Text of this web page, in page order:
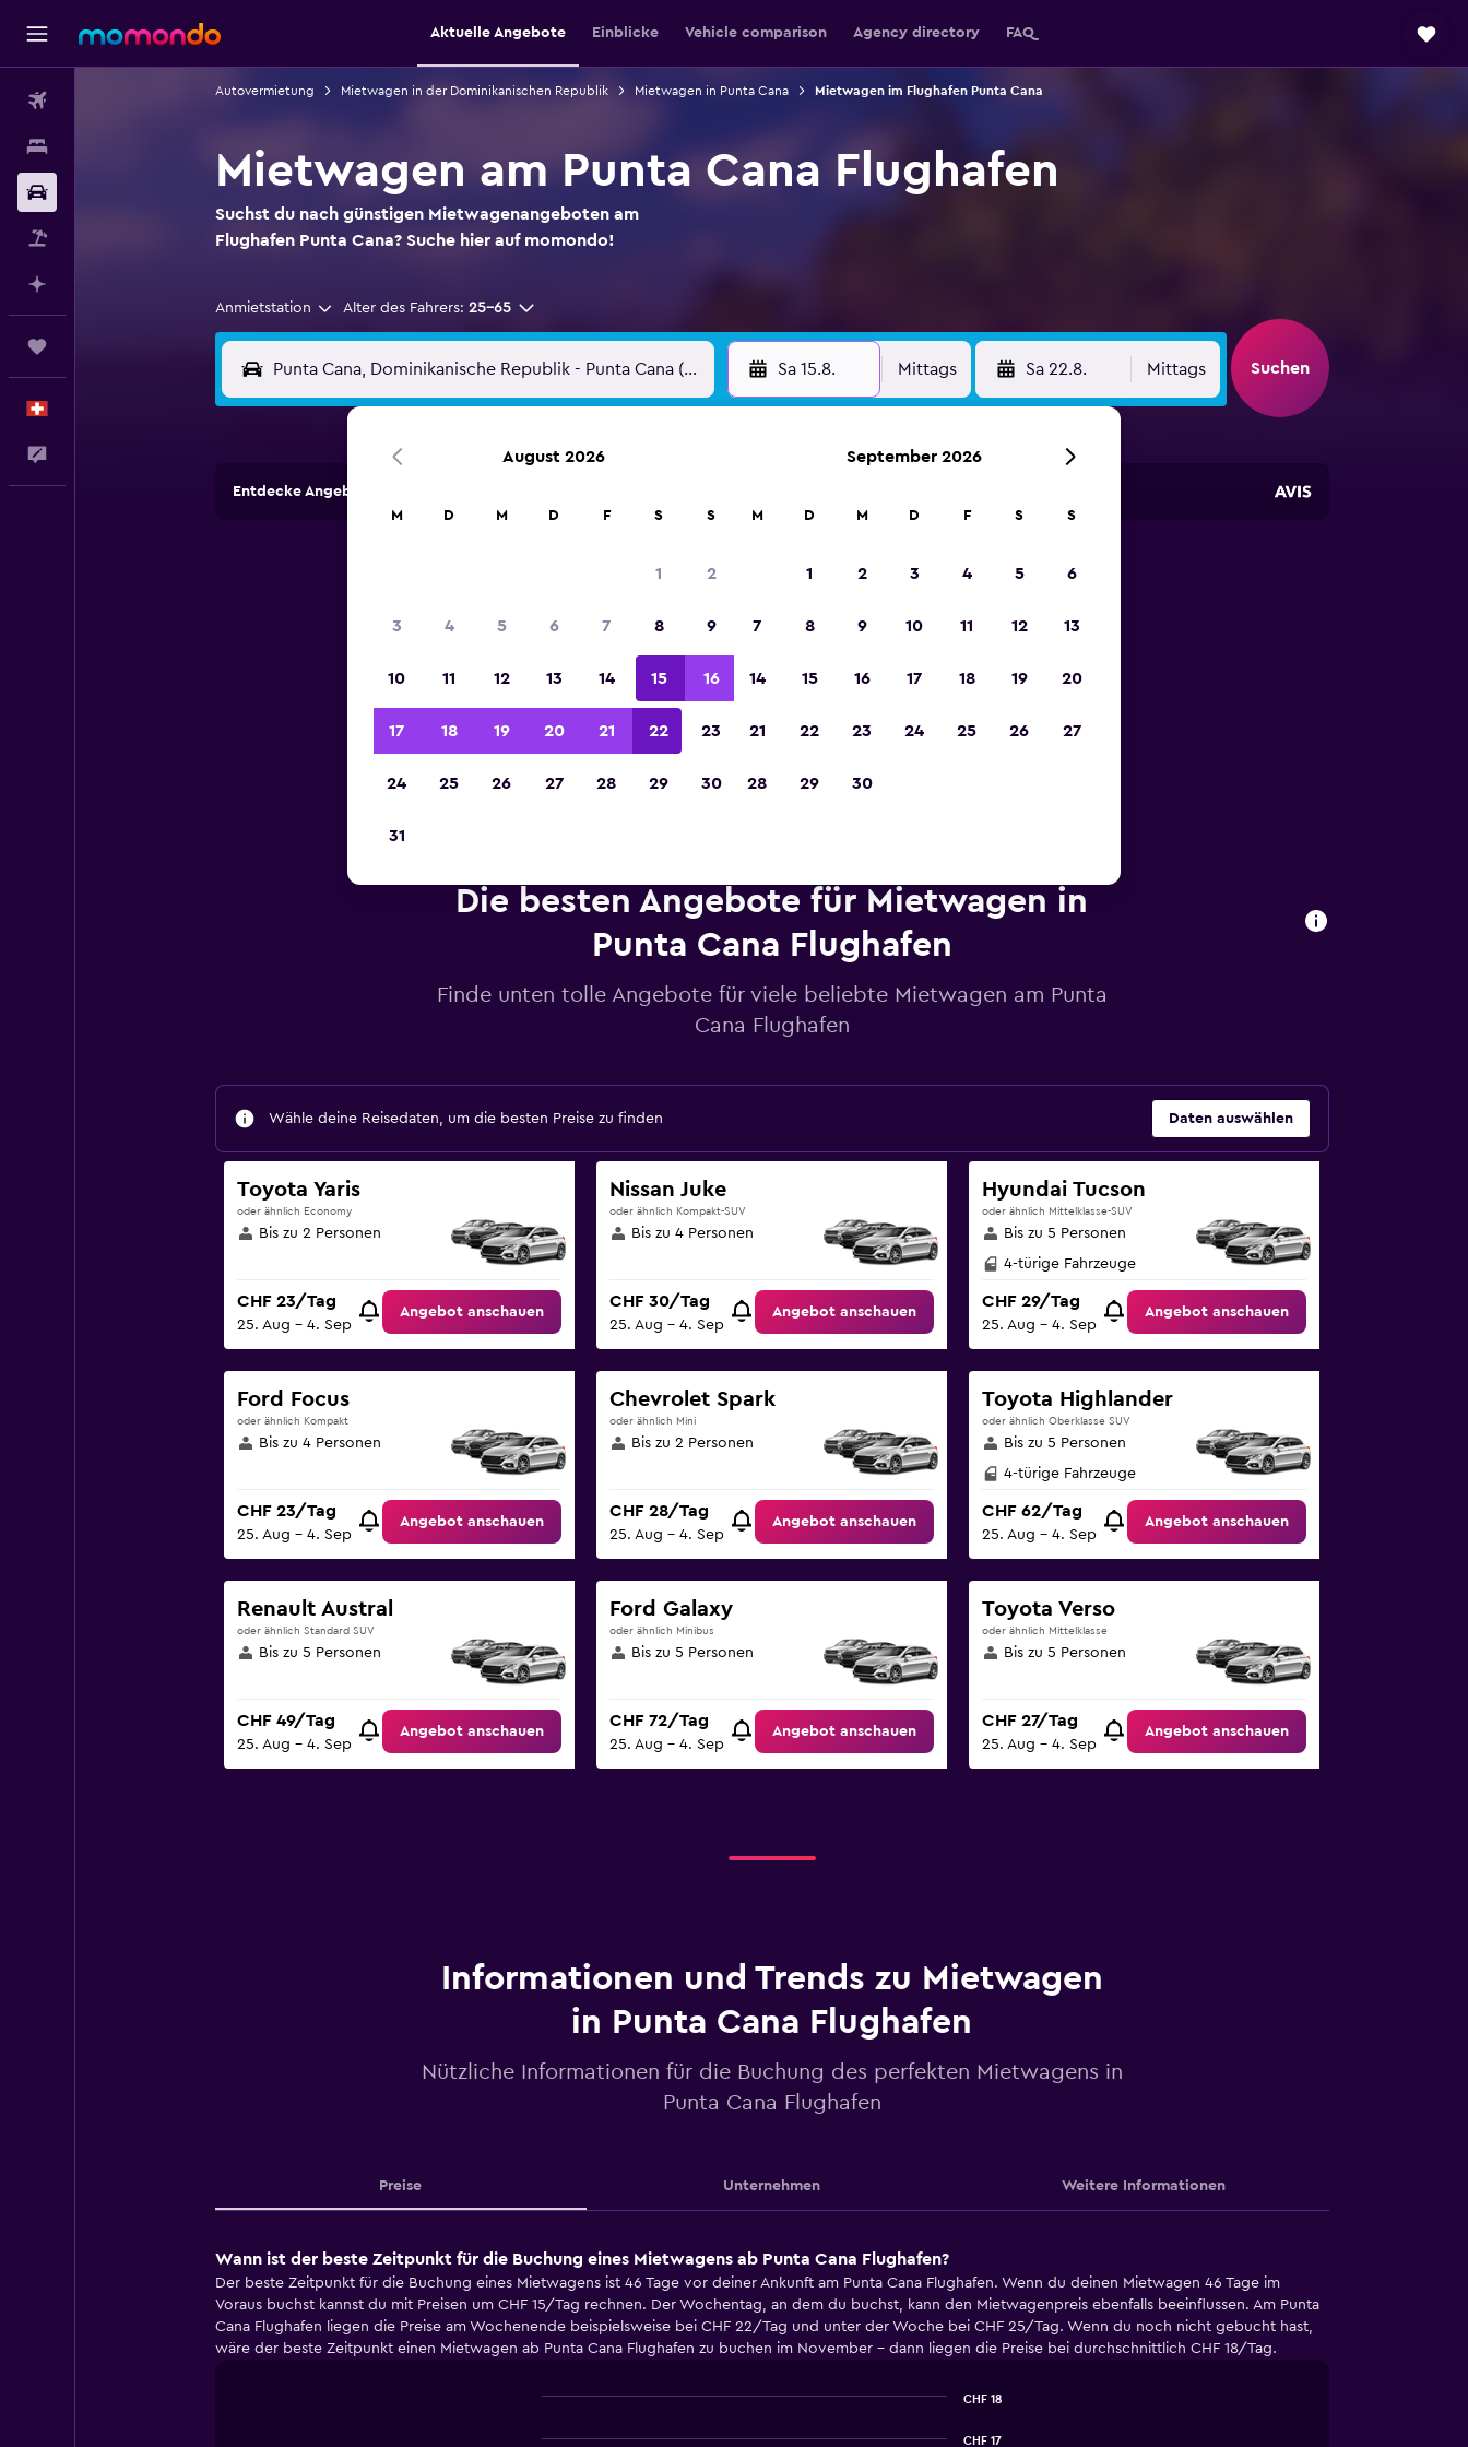
Aktuelle Angebote Einblicke Vehicle comparison Agency directory FAQ
Autovermietung Mietwagen in der Dominikanischen Republik Mietwagen in Punta Cana Mietwagen im Flughafen Punta Cana
Mietwagen am Punta Cana Flughafen
Suchst du nach günstigen Mietwagenangeboten am
Flughafen Punta Cana? Suche hier auf momondo!
Anmietstation Alter des Fahrers: 25-65
Sa 15.8. Mittags Sa 22.8. Mittags Suchen
Entdecke Angebote von Autovermietungen an über 70.000 Standorten mit momondo.
Sieger 2023 gekürt
Die besten Angebote für Mietwagen in
Punta Cana Flughafen
Finde unten tolle Angebote für viele beliebte Mietwagen am Punta
Cana Flughafen
Wähle deine Reisedaten, um die besten Preise zu finden Daten auswählen
Toyota Yaris
oder ähnlich Economy
Bis zu 2 Personen
CHF 23/Tag
25. Aug – 4. Sep
Angebot anschauen
Nissan Juke
oder ähnlich Kompakt-SUV
Bis zu 4 Personen
CHF 30/Tag
25. Aug – 4. Sep
Angebot anschauen
Hyundai Tucson
oder ähnlich Mittelklasse-SUV
Bis zu 5 Personen
4-türige Fahrzeuge
CHF 29/Tag
25. Aug – 4. Sep
Angebot anschauen
Ford Focus
oder ähnlich Kompakt
Bis zu 4 Personen
CHF 23/Tag
25. Aug – 4. Sep
Angebot anschauen
Chevrolet Spark
oder ähnlich Mini
Bis zu 2 Personen
CHF 28/Tag
25. Aug – 4. Sep
Angebot anschauen
Toyota Highlander
oder ähnlich Oberklasse SUV
Bis zu 5 Personen
4-türige Fahrzeuge
CHF 62/Tag
25. Aug – 4. Sep
Angebot anschauen
Renault Austral
oder ähnlich Standard SUV
Bis zu 5 Personen
CHF 49/Tag
25. Aug – 4. Sep
Angebot anschauen
Ford Galaxy
oder ähnlich Minibus
Bis zu 5 Personen
CHF 72/Tag
25. Aug – 4. Sep
Angebot anschauen
Toyota Verso
oder ähnlich Mittelklasse
Bis zu 5 Personen
CHF 27/Tag
25. Aug – 4. Sep
Angebot anschauen
Informationen und Trends zu Mietwagen
in Punta Cana Flughafen
Nützliche Informationen für die Buchung des perfekten Mietwagens in
Punta Cana Flughafen
Preise Unternehmen Weitere Informationen
Wann ist der beste Zeitpunkt für die Buchung eines Mietwagens ab Punta Cana Flughafen?
Der beste Zeitpunkt für die Buchung eines Mietwagens ist 46 Tage vor deiner Ankunft am Punta Cana Flughafen. Wenn du deinen Mietwagen 46 Tage im
Voraus buchst kannst du mit Preisen um CHF 15/Tag rechnen. Der Wochentag, an dem du buchst, kann den Mietwagenpreis ebenfalls beeinflussen. Am Punta
Cana Flughafen liegen die Preise am Wochenende beispielsweise bei CHF 22/Tag und unter der Woche bei CHF 25/Tag. Wenn du noch nicht gebucht hast,
wäre der beste Zeitpunkt einen Mietwagen ab Punta Cana Flughafen zu buchen im November - dann liegen die Preise bei durchschnittlich CHF 18/Tag.
chart
CHF 17
CHF 18
August 2026
M D M D F S S
1 2
3 4 5 6 7 8 9
10 11 12 13 14 15 16
17 18 19 20 21 22 23
24 25 26 27 28 29 30
31
September 2026
M D M D F S S
1 2 3 4 5 6
7 8 9 10 11 12 13
14 15 16 17 18 19 20
21 22 23 24 25 26 27
28 29 30